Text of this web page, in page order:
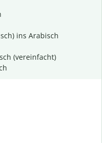
ins Arabisch
(vereinfacht)